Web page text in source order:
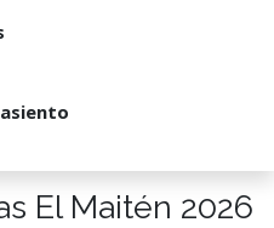
El Maitén 2026